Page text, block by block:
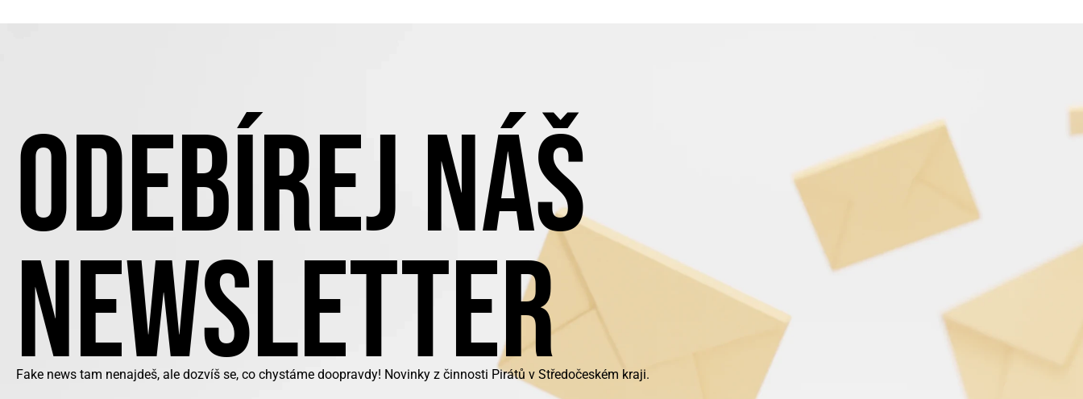
ODEBÍREJ NÁŠ
NEWSLETTER
Fake news tam nenajdeš, ale dozvíš se, co chystáme doopravdy! Novinky z činnosti Pirátů v Středočeském kraji.